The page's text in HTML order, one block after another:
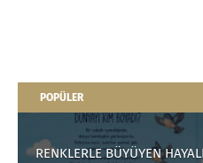
POPÜLER
RENKLERLE BÜYÜYEN